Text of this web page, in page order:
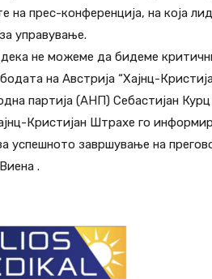
на прес-конференција, на која
управување.
не можеме да бидеме
на Австрија “Хајнц-
партија (АНП) Себастијан
Кристијан Штрахе го
успешното завршување на
.